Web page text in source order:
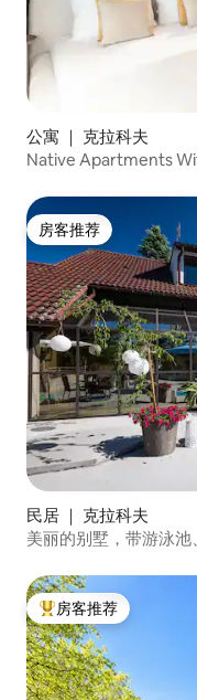
公寓 ｜ 克拉科夫
Native Apartments
房客推荐
房客推荐
民居 ｜ 克拉科夫
美丽的别墅，带游泳
热门「房客推荐」
房客推荐